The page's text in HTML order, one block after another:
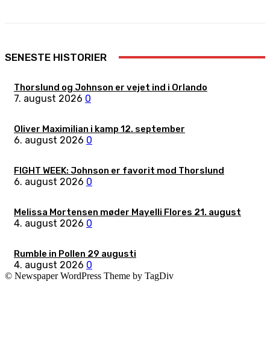
SENESTE HISTORIER
Thorslund og Johnson er vejet ind i Orlando
7. august 2026 0
Oliver Maximilian i kamp 12. september
6. august 2026 0
FIGHT WEEK: Johnson er favorit mod Thorslund
6. august 2026 0
Melissa Mortensen møder Mayelli Flores 21. august
4. august 2026 0
Rumble in Pollen 29 augusti
4. august 2026 0
© Newspaper WordPress Theme by TagDiv